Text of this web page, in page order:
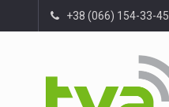
+38 (066) 154-33-45